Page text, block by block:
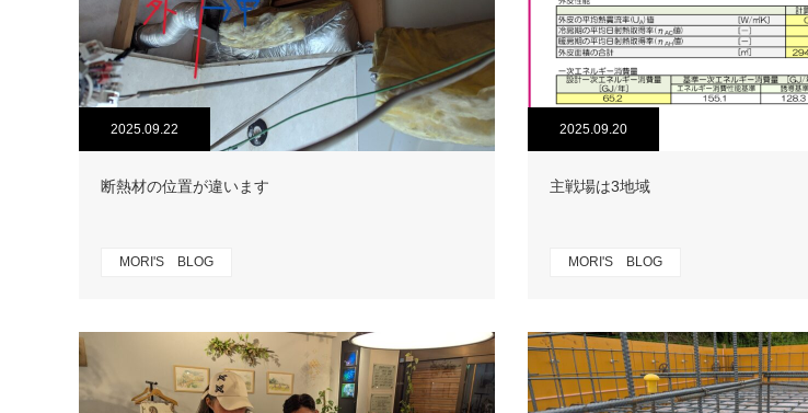
2025.09.22
断熱材の位置が違います
MORI'S BLOG
2025.09.20
主戦場は3地域
MORI'S BLOG